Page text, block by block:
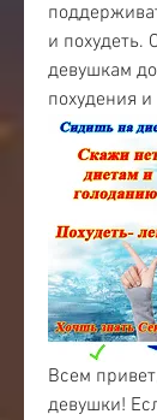
и похудеть.
девушкам
похудения
Всем
девушки!